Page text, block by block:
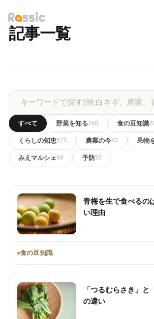
記事一覧
すべて 野菜を知る260 食の豆知識
くらしの知恵175 農業の今83 果物
みえマルシェ58 予防35
青梅を生で食べるの
い理由
食の豆知識
「つるむらさき」と
の違い